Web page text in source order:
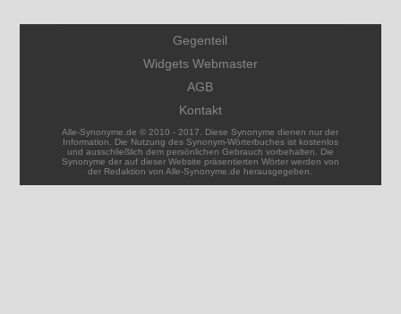
Gegenteil
Widgets Webmaster
AGB
Kontakt
Alle-Synonyme.de © 2010 - 2017. Diese Synonyme dienen nur der
Information. Die Nutzung des Synonym-Wörterbuches ist kostenlos
und ausschließlich dem persönlichen Gebrauch vorbehalten. Die
Synonyme der auf dieser Website präsentierten Wörter werden von
der Redaktion von Alle-Synonyme.de herausgegeben.